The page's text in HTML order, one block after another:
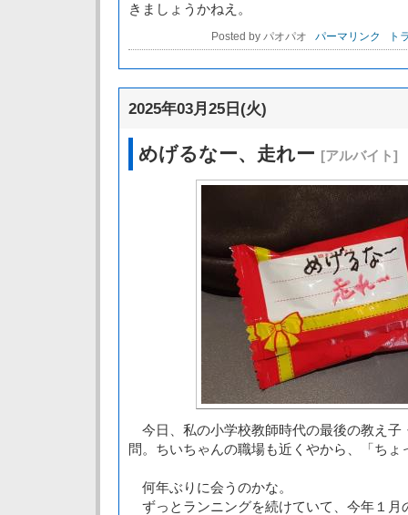
きましょうかねえ。
Posted by パオパオ パーマリンク ト
2025年03月25日(火)
めげるなー、走れー [アルバイト]
今日、私の小学校教師時代の最後の教え子
問。ちいちゃんの職場も近くやから、「ちょ
何年ぶりに会うのかな。
ずっとランニングを続けていて、今年１月